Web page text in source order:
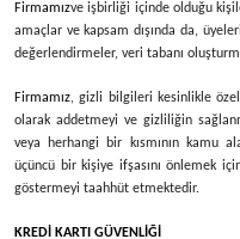
Firmamızve işbirliği içinde olduğu
amaçlar ve kapsam dışında da,
değerlendirmeler, veri tabanı
Firmamız, gizli bilgileri kesinlikle
olarak addetmeyi ve gizliliğin
veya herhangi bir kısmının kamu
üçüncü bir kişiye ifşasını önlemek
göstermeyi taahhüt etmektedir.
KREDİ KARTI GÜVENLİĞİ